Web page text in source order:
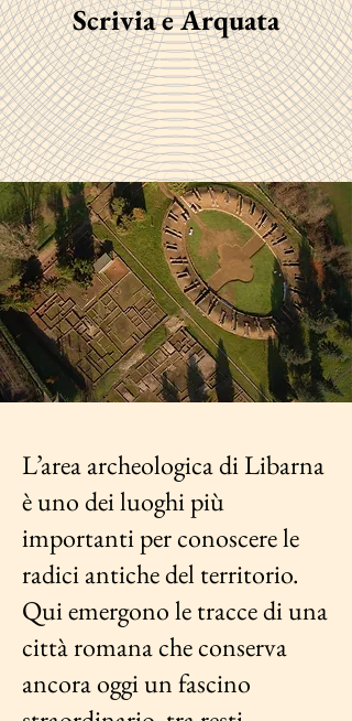
Scrivia e Arquata
L’area archeologica di Libarna
è uno dei luoghi più
importanti per conoscere le
radici antiche del territorio.
Qui emergono le tracce di una
città romana che conserva
ancora oggi un fascino